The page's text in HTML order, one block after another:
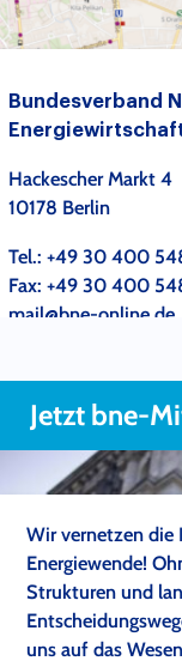
Bundesverband
Energiewirtschaft
Hackescher Markt 4
10178 Berlin
Tel.: +49 30 400
Fax: +49 30 400
mail@bne-online.de
Jetzt bne-
Wir vernetzen die
Energiewende!
Strukturen und
uns auf das